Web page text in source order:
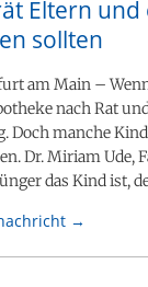
Eltern
sollten
am Main –
nach Rat
Doch manche
Dr. Miriam Ude,
das Kind ist,
→